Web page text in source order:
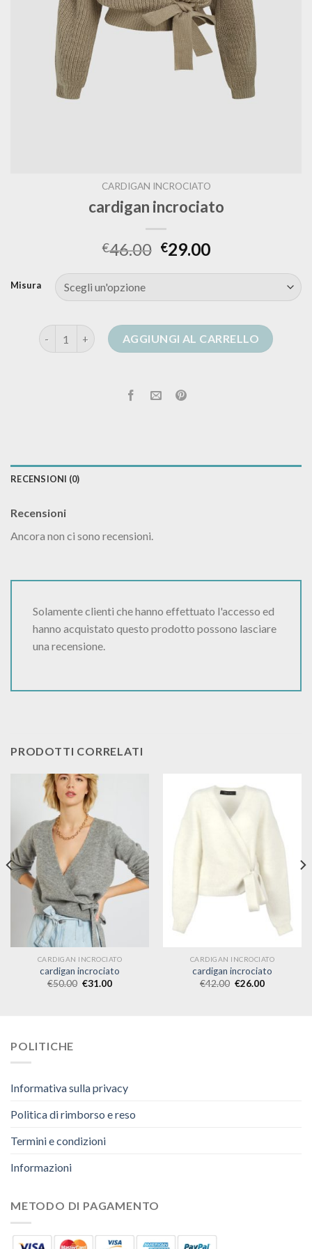
CARDIGAN INCROCIATO
cardigan incrociato
€46.00 €29.00
Misura
cardigan incrociato quantitàAGGIUNGI AL CARRELLO
RECENSIONI (0)
Recensioni
Ancora non ci sono recensioni.
Solamente clienti che hanno effettuato l'accesso ed
hanno acquistato questo prodotto possono lasciare
una recensione.
PRODOTTI CORRELATI
CARDIGAN INCROCIATO
cardigan incrociato
€50.00 €31.00
CARDIGAN INCROCIATO
cardigan incrociato
€42.00 €26.00
POLITICHE
Informativa sulla privacy
Politica di rimborso e reso
Termini e condizioni
Informazioni
METODO DI PAGAMENTO